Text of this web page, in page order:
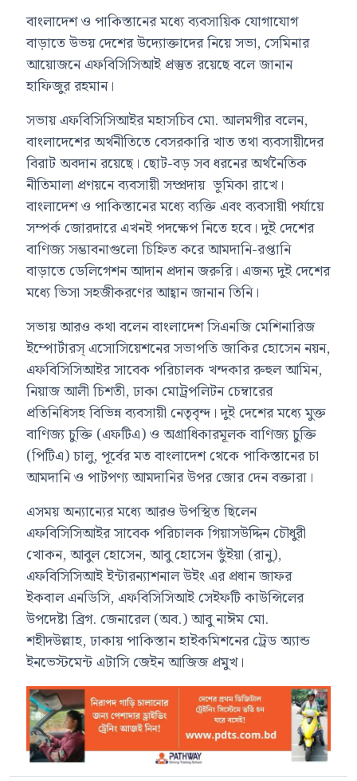
বাংলাদেশ ও পাকিস্তানের মধ্যে ব্যবসায়িক যোগাযোগ
বাড়াতে উভয় দেশের উদ্যোক্তাদের নিয়ে সভা, সেমিনার
আয়োজনে এফবিসিসিআই প্রস্তুত রয়েছে বলে জানান
হাফিজুর রহমান।
সভায় এফবিসিসিআইর মহাসচিব মো. আলমগীর বলেন,
বাংলাদেশের অর্থনীতিতে বেসরকারি খাত তথা ব্যবসায়ীদের
বিরাট অবদান রয়েছে। ছোট-বড় সব ধরনের অর্থনৈতিক
নীতিমালা প্রণয়নে ব্যবসায়ী সম্প্রদায় ভূমিকা রাখে।
বাংলাদেশ ও পাকিস্তানের মধ্যে ব্যক্তি এবং ব্যবসায়ী পর্যায়ে
সম্পর্ক জোরদারে এখনই পদক্ষেপ নিতে হবে। দুই দেশের
বাণিজ্য সম্ভাবনাগুলো চিহ্নিত করে আমদানি-রপ্তানি
বাড়াতে ডেলিগেশন আদান প্রদান জরুরি। এজন্য দুই দেশের
মধ্যে ভিসা সহজীকরণের আহ্বান জানান তিনি।
সভায় আরও কথা বলেন বাংলাদেশ সিএনজি মেশিনারিজ
ইম্পোর্টারস্ এসোসিয়েশনের সভাপতি জাকির হোসেন নয়ন,
এফবিসিসিআইর সাবেক পরিচালক খন্দকার রুহুল আমিন,
নিয়াজ আলী চিশতী, ঢাকা মোট্রপলিটন চেম্বারের
প্রতিনিধিসহ বিভিন্ন ব্যবসায়ী নেতৃবৃন্দ। দুই দেশের মধ্যে মুক্ত
বাণিজ্য চুক্তি (এফটিএ) ও অগ্রাধিকারমূলক বাণিজ্য চুক্তি
(পিটিএ) চালু, পূর্বের মত বাংলাদেশ থেকে পাকিস্তানের চা
আমদানি ও পাটপণ্য আমদানির উপর জোর দেন বক্তারা।
এসময় অন্যান্যের মধ্যে আরও উপস্থিত ছিলেন
এফবিসিসিআইর সাবেক পরিচালক গিয়াসউদ্দিন চৌধুরী
খোকন, আবুল হোসেন, আবু হোসেন ভুঁইয়া (রানু),
এফবিসিসিআই ইন্টারন্যাশনাল উইং এর প্রধান জাফর
ইকবাল এনডিসি, এফবিসিসিআই সেইফটি কাউন্সিলের
উপদেষ্টা ব্রিগ. জেনারেল (অব.) আবু নাঈম মো.
শহীদউল্লাহ, ঢাকায় পাকিস্তান হাইকমিশনের ট্রেড অ্যান্ড
ইনভেস্টমেন্ট এটাসি জেইন আজিজ প্রমুখ।